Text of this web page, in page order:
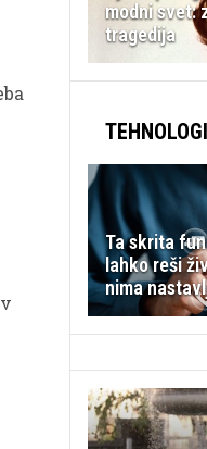
modni svet:
tragedija
Ta skrita
lahko reši
nima